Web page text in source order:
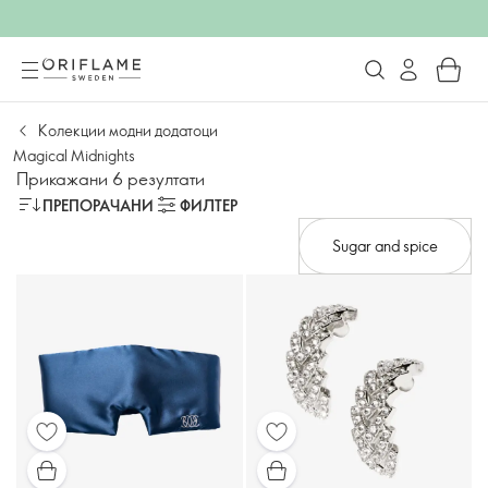
Колекции модни додатоци
Magical Midnights
Прикажани 6 резултати
ПРЕПОРАЧАНИ
ФИЛТЕР
Sugar and spice